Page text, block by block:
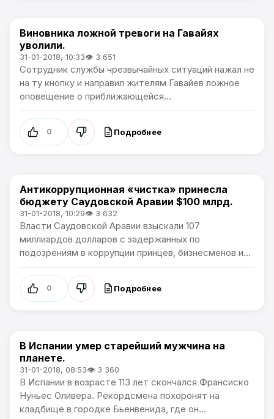
В мире
Виновника ложной тревоги на Гавайях
уволили.
31-01-2018, 10:33👁 3 651
Сотрудник службы чрезвычайных ситуаций нажал не
на ту кнопку и направил жителям Гавайев ложное
оповещение о приближающейся...
0 Подробнее
В мире
Антикоррупционная «чистка» принесла
бюджету Саудовской Аравии $100 млрд.
31-01-2018, 10:29👁 3 632
Власти Саудовской Аравии взыскали 107
миллиардов долларов с задержанных по
подозрениям в коррупции принцев, бизнесменов и...
0 Подробнее
В мире
В Испании умер старейший мужчина на
планете.
31-01-2018, 08:53👁 3 360
В Испании в возрасте 113 лет скончался Франсиско
Нуньес Оливера. Рекордсмена похоронят на
кладбище в городке Бьенвенида, где он...